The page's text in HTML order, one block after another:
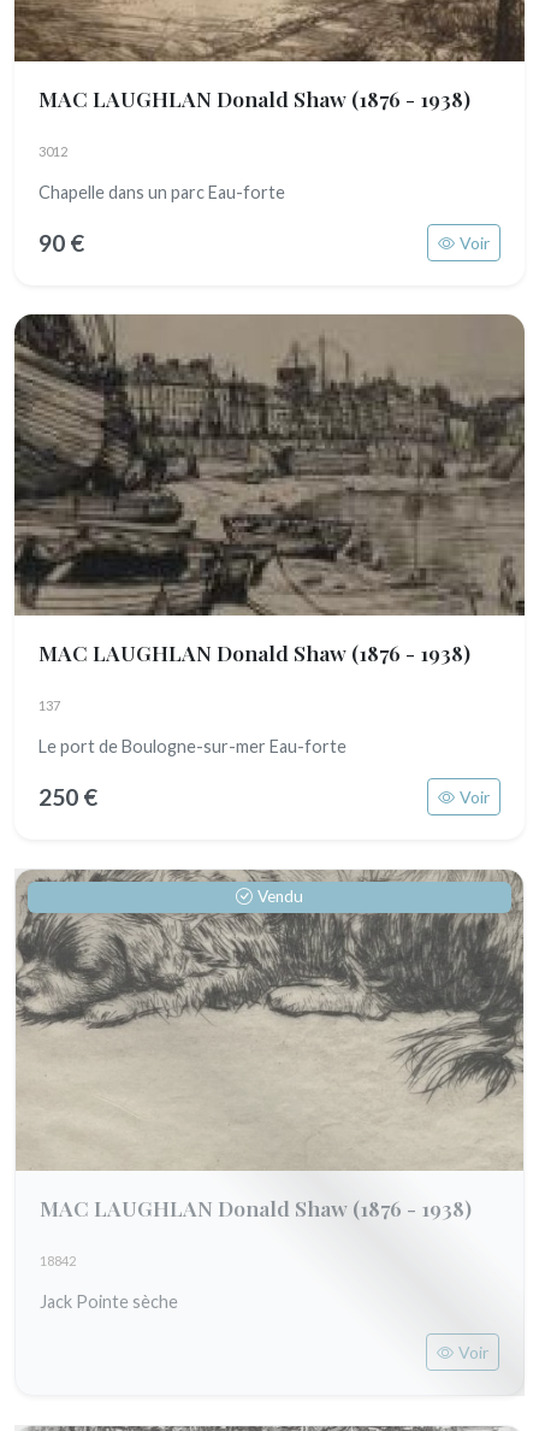
MAC LAUGHLAN Donald Shaw (1876 - 1938)
3012
Chapelle dans un parc Eau-forte
90 € Voir
MAC LAUGHLAN Donald Shaw (1876 - 1938)
137
Le port de Boulogne-sur-mer Eau-forte
250 € Voir
Vendu
MAC LAUGHLAN Donald Shaw (1876 - 1938)
18842
Jack Pointe sèche
Voir